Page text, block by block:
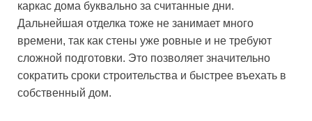
каркас дома буквально за считанные дни.
Дальнейшая отделка тоже не занимает много
времени, так как стены уже ровные и не требуют
сложной подготовки. Это позволяет значительно
сократить сроки строительства и быстрее въехать в
собственный дом.